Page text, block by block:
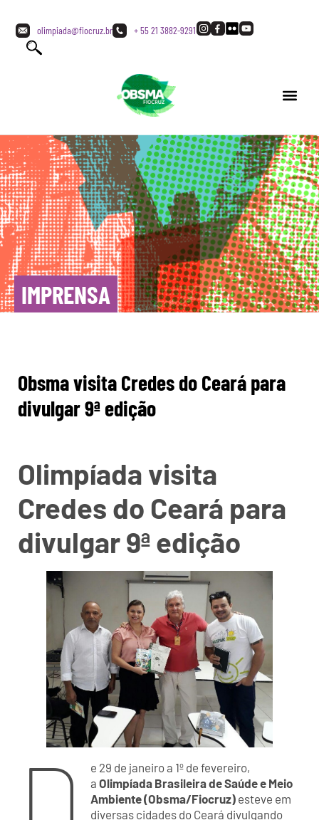
olimpiada@fiocruz.br + 55 21 3882-9291
IMPRENSA
Obsma visita Credes do Ceará para
divulgar 9ª edição
Olimpíada visita
Credes do Ceará para
divulgar 9ª edição
e 29 de janeiro a 1º de fevereiro,
aOlimpíada Brasileira de Saúde e Meio
Ambiente (Obsma/Fiocruz) esteve em
diversas cidades do Ceará divulgando